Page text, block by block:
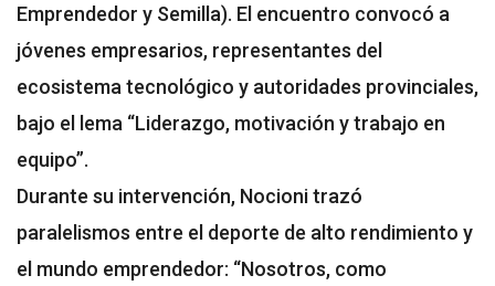
Emprendedor y Semilla). El encuentro convocó a
jóvenes empresarios, representantes del
ecosistema tecnológico y autoridades provinciales,
bajo el lema “Liderazgo, motivación y trabajo en
equipo”.
Durante su intervención, Nocioni trazó
paralelismos entre el deporte de alto rendimiento y
el mundo emprendedor: “Nosotros, como